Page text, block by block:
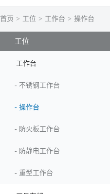
首页 > 工位 > 工作台 > 操作台
工位
工作台
- 不锈钢工作台
- 操作台
- 防火板工作台
- 防静电工作台
- 重型工作台